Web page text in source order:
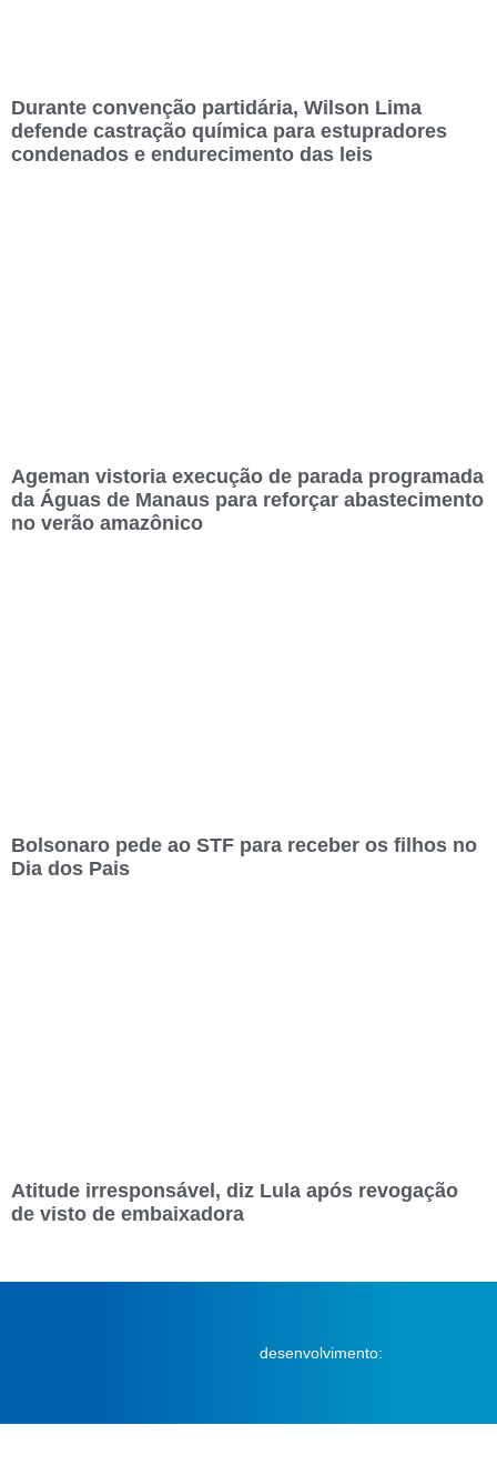
Durante convenção partidária, Wilson Lima
defende castração química para estupradores
condenados e endurecimento das leis
Ageman vistoria execução de parada programada
da Águas de Manaus para reforçar abastecimento
no verão amazônico
Bolsonaro pede ao STF para receber os filhos no
Dia dos Pais
Atitude irresponsável, diz Lula após revogação
de visto de embaixadora
desenvolvimento: